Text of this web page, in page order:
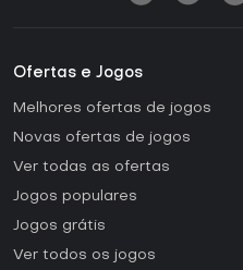
Ofertas e Jogos
Melhores ofertas de jogos
Novas ofertas de jogos
Ver todas as ofertas
Jogos populares
Jogos grátis
Ver todos os jogos